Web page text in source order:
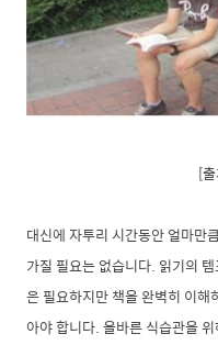
[
대신에 자투리 시간동안 얼마만
가질 필요는 없습니다. 읽기의
은 필요하지만 책을 완벽히 이
아야 합니다. 올바른 식습관을